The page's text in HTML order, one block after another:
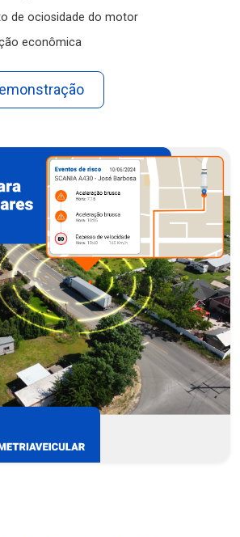
de ociosidade do motor
econômica